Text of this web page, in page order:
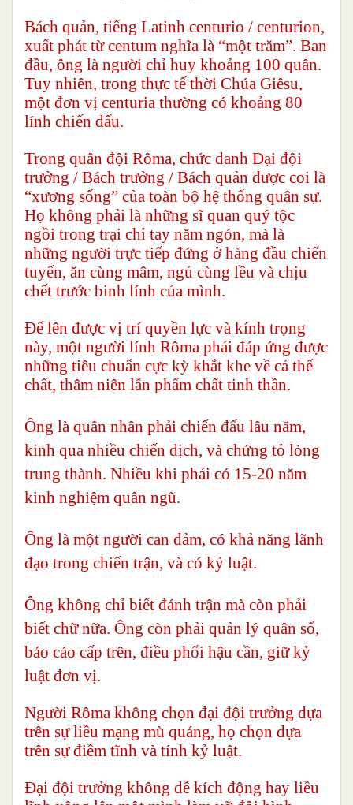
Bách quản, tiếng Latinh centurio / centurion,
xuất phát từ centum nghĩa là “một trăm”. Ban
đầu, ông là người chỉ huy khoảng 100 quân.
Tuy nhiên, trong thực tế thời Chúa Giêsu,
một đơn vị centuria thường có khoảng 80
lính chiến đấu.
Trong quân đội Rôma, chức danh Đại đội
trưởng / Bách trưởng / Bách quản được coi là
“xương sống” của toàn bộ hệ thống quân sự.
Họ không phải là những sĩ quan quý tộc
ngồi trong trại chỉ tay năm ngón, mà là
những người trực tiếp đứng ở hàng đầu chiến
tuyến, ăn cùng mâm, ngủ cùng lều và chịu
chết trước binh lính của mình.
Để lên được vị trí quyền lực và kính trọng
này, một người lính Rôma phải đáp ứng được
những tiêu chuẩn cực kỳ khắt khe về cả thể
chất, thâm niên lẫn phẩm chất tinh thần.
Ông là quân nhân phải chiến đấu lâu năm,
kinh qua nhiều chiến dịch, và chứng tỏ lòng
trung thành. Nhiều khi phải có 15-20 năm
kinh nghiệm quân ngũ.
Ông là một người can đảm, có khả năng lãnh
đạo trong chiến trận, và có kỷ luật.
Ông không chỉ biết đánh trận mà còn phải
biết chữ nữa. Ông còn phải quản lý quân số,
báo cáo cấp trên, điều phối hậu cần, giữ kỷ
luật đơn vị.
Người Rôma không chọn đại đội trưởng dựa
trên sự liều mạng mù quáng, họ chọn dựa
trên sự điềm tĩnh và tính kỷ luật.
Đại đội trưởng không dễ kích động hay liều